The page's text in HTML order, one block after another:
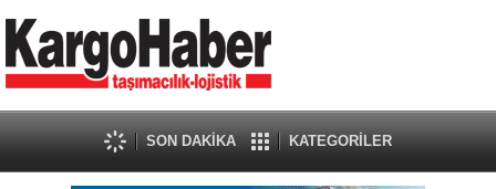
SON DAKİKA KATEGORİLER